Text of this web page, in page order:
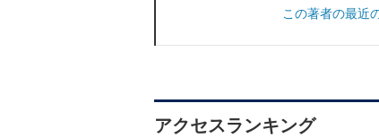
この著者の最近
アクセスランキング